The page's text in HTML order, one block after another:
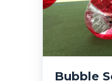
Bubble